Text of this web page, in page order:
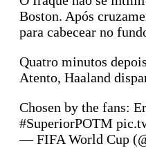
Boston. Após
para cabecear no
Quatro minutos
Atento, Haaland
Chosen by the fans:
#SuperiorPOTM
— FIFA World Cup